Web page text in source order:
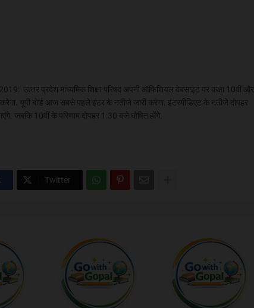
उत्‍तर प्रदेश माध्‍यमिक शिक्षा परिषद अपनी ऑफिशियल वेबसाइट पर कक्षा 10वीं और
यूपी बोर्ड आज सबसे पहले इंटर के नतीजे जारी करेगा. इंटरमीडिएट के नतीजे दोपहर
जबकि 10वीं के परिणाम दोपहर 1:30 बजे घोष‍ित होंगे.
Twitter